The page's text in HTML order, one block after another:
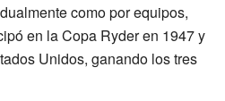
como por equipos,
en la Copa Ryder en 1947 y
Unidos, ganando los tres